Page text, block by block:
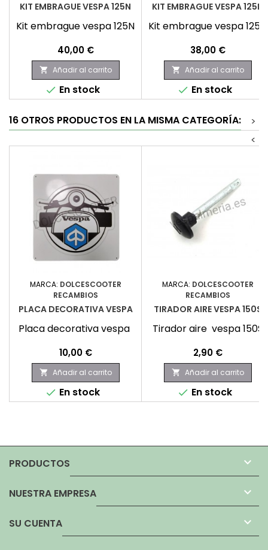
KIT EMBRAGUE VESPA 125N
Kit embrague vespa 125N
Precio
40,00 €
 Añadir al carrito
 En stock
KIT EMBRAGUE VESPA 125N
Kit embrague vespa 125N
Precio
38,00 €
 Añadir al carrito
 En stock
16 OTROS PRODUCTOS EN LA MISMA CATEGORÍA:
>
<
MARCA: DOLCESCOOTER
RECAMBIOS
PLACA DECORATIVA VESPA
Placa decorativa vespa
Precio
10,00 €
 Añadir al carrito
 En stock
MARCA: DOLCESCOOTER
RECAMBIOS
TIRADOR AIRE VESPA 150S
Tirador aire vespa 150S
Precio
2,90 €
 Añadir al carrito
 En stock
PRODUCTOS 
NUESTRA EMPRESA 
SU CUENTA 